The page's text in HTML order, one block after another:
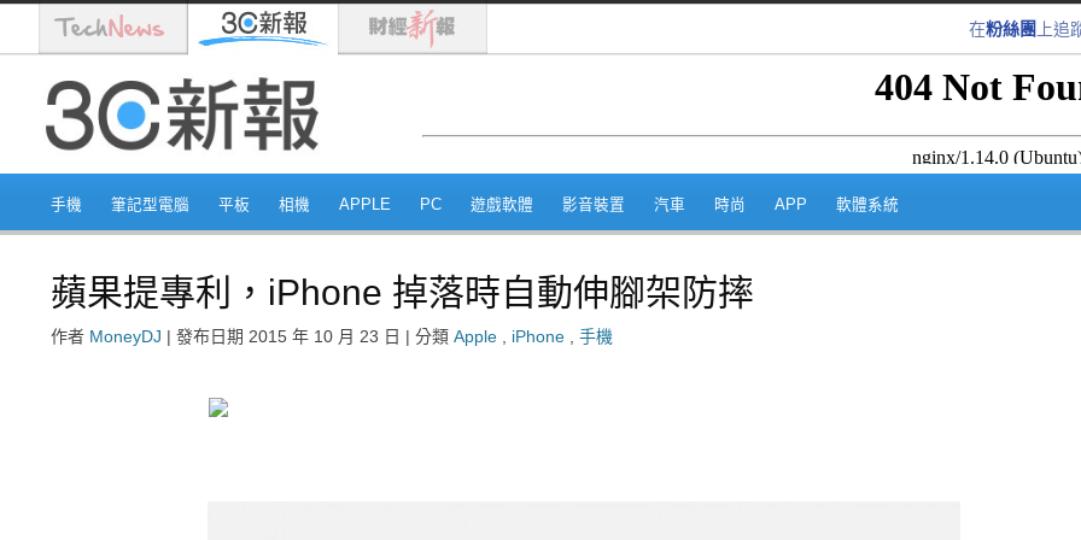
在粉絲團 上追
跳至內容區
手機 筆記型電腦 平板 相機 APPLE PC 遊戲軟體 影音裝置 汽車 時尚 APP 軟體系統
蘋果提專利，iPhone 掉落時自動伸腳架防摔
作者 MoneyDJ | 發布日期 2015 年 10 月 23 日 | 分類 Apple iPhone 手機